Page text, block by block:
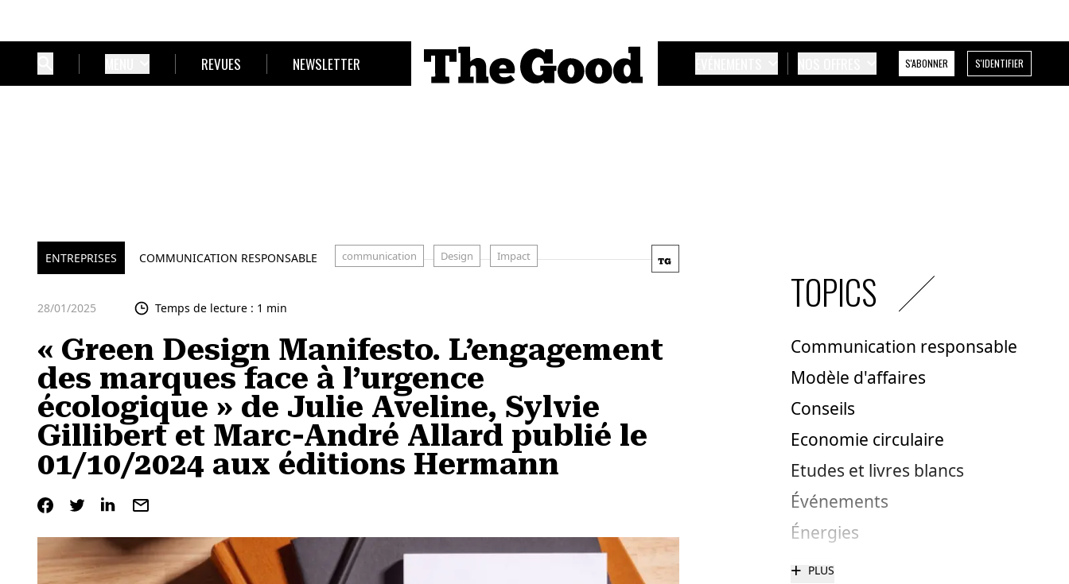
REVUES NEWSLETTER S'ABONNER S'IDENTIFIER
ENTREPRISES COMMUNICATION RESPONSABLE communication Design Impact
28/01/2025 Temps de lecture : 1 min
« Green Design Manifesto. L’engagement
des marques face à l’urgence
écologique » de Julie Aveline, Sylvie
Gillibert et Marc-André Allard publié le
01/10/2024 aux éditions Hermann
TOPICS
Communication responsable
Modèle d'affaires
Conseils
Economie circulaire
Etudes et livres blancs
Événements
Énergies
+ PLUS